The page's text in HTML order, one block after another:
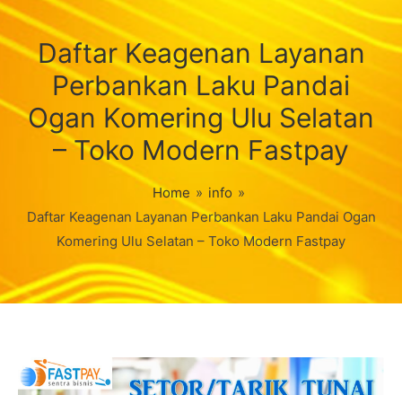
Daftar Keagenan Layanan
Perbankan Laku Pandai
Ogan Komering Ulu Selatan
– Toko Modern Fastpay
Home » info »
Daftar Keagenan Layanan Perbankan Laku Pandai Ogan
Komering Ulu Selatan – Toko Modern Fastpay